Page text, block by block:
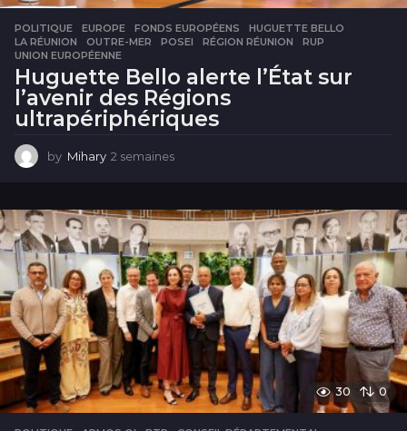
POLITIQUE EUROPE ,FONDS EUROPÉENS ,HUGUETTE BELLO
LA RÉUNION
,OUTRE-MER ,POSEI ,RÉGION RÉUNION ,RUP
UNION EUROPÉENNE
Huguette Bello alerte l’État sur
l’avenir des Régions
ultrapériphériques
by Mihary 2 semaines
m
a
i
n
e
s
30 0